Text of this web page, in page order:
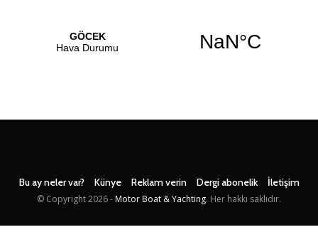
Bu ay neler var? Künye Reklam verin Dergi abonelik İletişim
© Copyright2026 - Motor Boat & Yachting. Her hakkı saklıdır.